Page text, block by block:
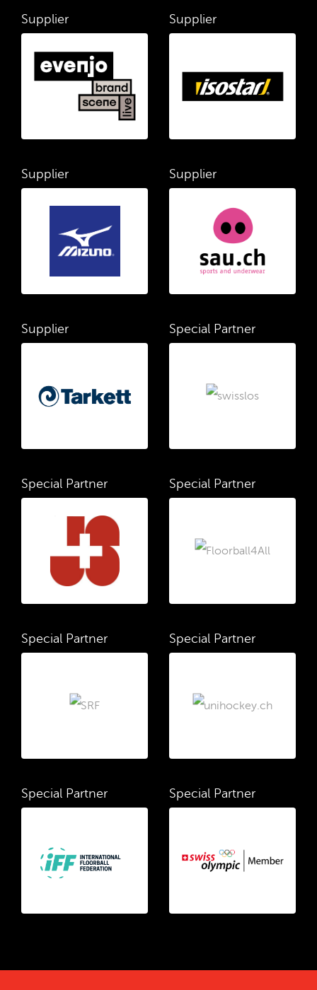
Supplier Supplier
Supplier Supplier
Supplier Special Partner
Special Partner Special Partner
Special Partner Special Partner
Special Partner Special Partner